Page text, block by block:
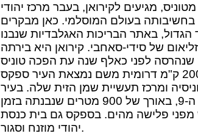
מגיעים לקירואן, בעבר מרכז יהודי
בחשיבותה בעולם המוסלמי. כאן מבקרים
באתר הבריכות האגלבדיות שנבנו
ובמוזליאום של סידי-סאחבי. קירואן היא בירתה
שנהרסה לפני כאלף שנה עת הפכה טוניס
לבירה החדשה. כ-200 ק"מ דרומית משם נמצאת העיר ספקס (sfax),
ומרכז תעשיית שמן הזית שלה. בעיר
חומה עתיקה מהמאה ה-9, באורך של 900 מטרים שנבנתה בזמן
פלישה מהים. בספקס גם בית כנסת
יהודי מוזנח וסגור.